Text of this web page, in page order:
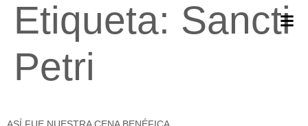
Etiqueta: Sancti
Petri